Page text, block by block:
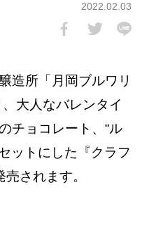
2022.02.03
造所「月岡ブルワリ
大人なバレンタイ
チョコレート、“ル
ットにした『クラフ
されます。